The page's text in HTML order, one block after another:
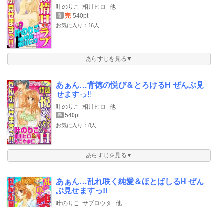
叶のりこ 相川ヒロ 他
巻 完 540pt
お気に入り：16人
あらすじを見る▼
あぁん…背徳の悦び＆とろけるH ぜんぶ見
せますっ!!
叶のりこ 相川ヒロ 他
巻 540pt
お気に入り：8人
あらすじを見る▼
あぁん…乱れ咲く純愛＆ほとばしるH ぜん
ぶ見せますっ!!
叶のりこ サブロウタ 他